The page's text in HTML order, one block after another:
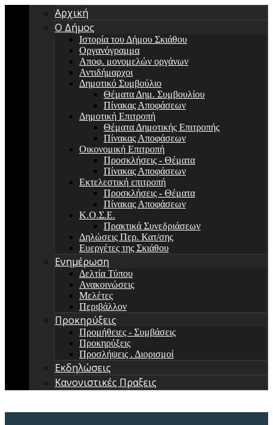
Αρχική
Ο Δήμος
Ιστορία του Δήμου Σκιάθου
Οργανόγραμμα
Αποφ. μονομελών οργάνων
Αντιδήμαρχοι
Δημοτικό Συμβούλιο
Θέματα Δημ. Συμβουλίου
Πίνακας Αποφάσεων
Δημοτική Επιτροπή
Θέματα Δημοτικής Επιτροπής
Πίνακας Αποφάσεων
Οικονομική Επιτροπή
Προσκλήσεις - Θέματα
Πίνακας Αποφάσεων
Εκτελεστική επιτροπή
Προσκλήσεις - Θέματα
Πίνακας Αποφάσεων
Κ.Ο.Σ.Ε.
Πρακτικά Συνεδριάσεων
Δηλώσεις Περ. Κατ/σης
Ευεργέτες της Σκιάθου
Ενημέρωση
Δελτία Τύπου
Ανακοινώσεις
Μελέτες
Περιβάλλον
Προκηρύξεις
Προμήθειες - Συμβάσεις
Προκηρύξεις
Προσλήψεις . Διορισμοί
Εκδηλώσεις
Κανονιστικές Πραξεις